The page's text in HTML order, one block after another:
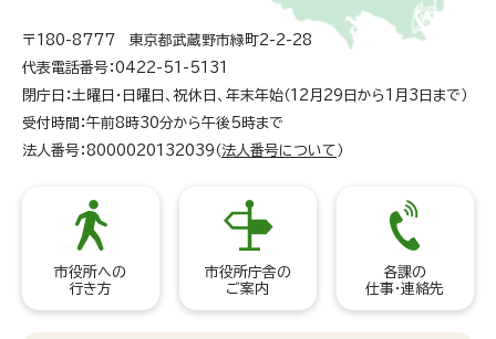
〒180-8777 東京都武蔵野市緑町2-2-28
代表電話番号：0422-51-5131
閉庁日：土曜日・日曜日、祝休日、年末年始（12月29日から1月3日まで）
受付時間：午前8時30分から午後5時まで
法人番号：8000020132039（ 法人番号について ）
市役所への
行き方
市役所庁舎の
ご案内
各課の
仕事・連絡先